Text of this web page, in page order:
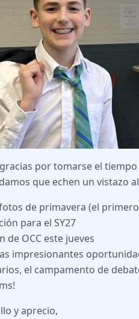
por tomarse el
que echen un vistazo
de primavera (el
para el SY27
de OCC este jueves
impresionantes
el campamento de
y aprecio,